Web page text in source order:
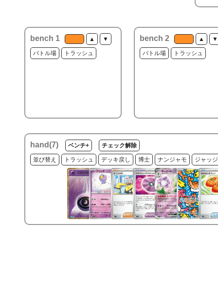
bench 1 ▲ ▼
バトル場 トラッシュ
bench 2 ▲ ▼
バトル場 トラッシュ
hand(7) ベンチ+ チェック解除
並び替え トラッシュ デッキ戻し 博士 ナンジャモ ジャッ